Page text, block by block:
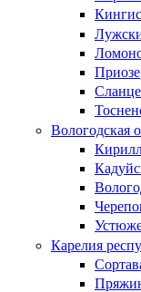
Вологодская
Карелия